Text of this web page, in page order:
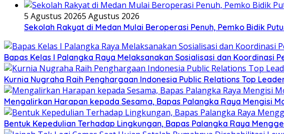
5 Agustus 20265 Agustus 2026
Sekolah Rakyat di Medan Mulai Beroperasi Penuh, Pemko Bidik
Bapas Kelas I Palangka Raya Melaksanakan Sosialisasi dan Koordinasi
Kurnia Nugraha Raih Penghargaan Indonesia Public Relations Top
Mengalirkan Harapan kepada Sesama, Bapas Palangka Raya Mengisi
Bentuk Kepedulian Terhadap Lingkungan, Bapas Palangka Raya